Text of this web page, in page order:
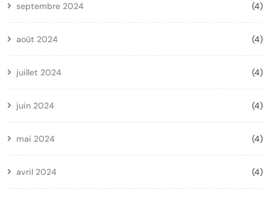
septembre 2024 (4)
août 2024 (4)
juillet 2024 (4)
juin 2024 (4)
mai 2024 (4)
avril 2024 (4)